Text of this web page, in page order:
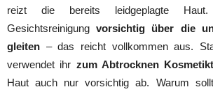
reizt die bereits leidgeplagte
Gesichtsreinigungvorsichtig über die
gleiten – das reicht vollkommen aus.
verwendet ihr zum Abtrocknen
Haut auch nur vorsichtig ab. Warum